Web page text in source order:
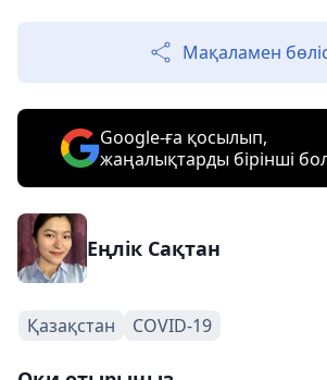
Мақаламен
Google-ға қосылып,
жаңалықтарды бірінші
Еңлік Сақтан
Қазақстан COVID-19